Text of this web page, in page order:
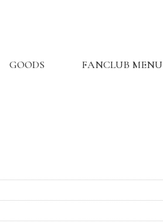
GOODS FANCLUB MENU